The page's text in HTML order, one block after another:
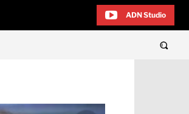
ADN Studio